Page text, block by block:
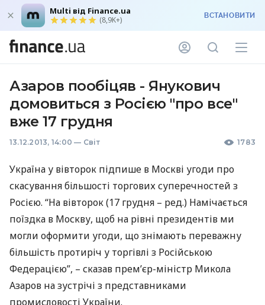
Multi від Finance.ua
(8,9K+) ВСТАНОВИТИ
Азаров пообіцяв - Янукович
домовиться з Росією "про все"
вже 17 грудня
13.12.2013, 14:00 — Світ 1783
Україна у вівторок підпише в Москві угоди про
скасування більшості торгових суперечностей з
Росією. “На вівторок (17 грудня – ред.) Намічається
поїздка в Москву, щоб на рівні президентів ми
могли оформити угоди, що знімають переважну
більшість протиріч у торгівлі з Російською
Федерацією”, – сказав прем’єр-міністр Микола
Азаров на зустрічі з представниками
промисловості України.